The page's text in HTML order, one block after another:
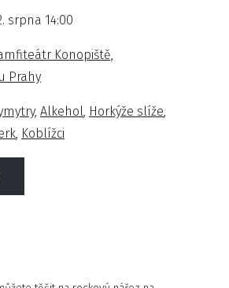
srpna 14:00
Konopiště,
Prahy
Alkehol Horkýže slíže
Koblížci